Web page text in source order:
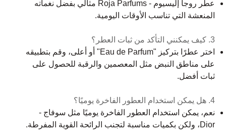
عطر روجا إليسيوم - Roja Parfums مثالي بفضل نغماته
المنعشة التي تناسب الأوقات اليومية.
3. كيف يمكنني التأكد من ثبات العطر؟
اختر عطرًا بتركيز "Eau de Parfum" أو أعلى، وقم بتطبيقه
على مناطق النبض مثل المعصمين والرقبة للحصول على
ثبات أفضل.
4. هل يمكن استخدام العطور الفاخرة يوميًا؟
نعم، يمكن استخدام العطور الفاخرة يوميًا مثل سوفاج -
Dior، ولكن بكميات مناسبة لتجنب الرائحة القوية المفرطة.